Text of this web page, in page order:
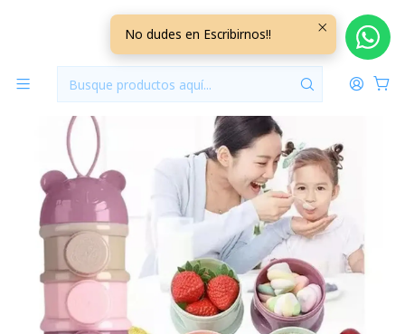
Inicio Lactancia y Alimentacion
Dispensador de Leche con Tapa Rosado
No dudes en Escribirnos!!